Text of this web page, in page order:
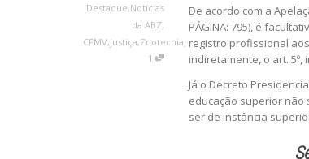
Destaque,Notícias
da ABZ,
CFMV,justiça,Zootecnia
1
De acordo com a
PÁGINA: 795), é
registro profissional
indiretamente, o art. 5º,
Já o Decreto
educação superior não
ser de instância